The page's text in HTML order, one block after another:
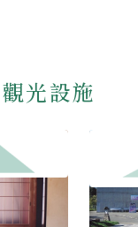
光設施
観音山フ
青洲之里